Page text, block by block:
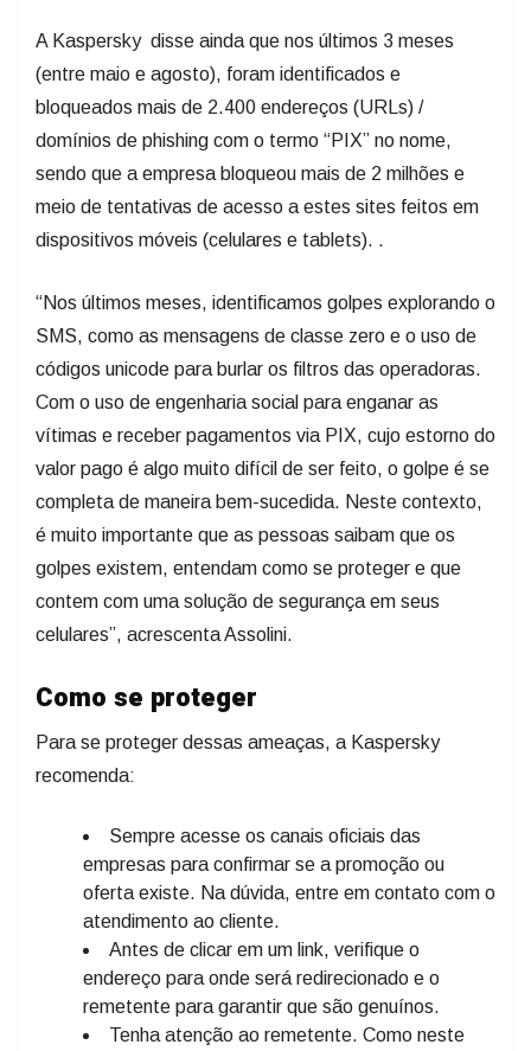
A Kaspersky disse ainda que nos últimos 3 meses
(entre maio e agosto), foram identificados e
bloqueados mais de 2.400 endereços (URLs) /
domínios de phishing com o termo “PIX” no nome,
sendo que a empresa bloqueou mais de 2 milhões e
meio de tentativas de acesso a estes sites feitos em
dispositivos móveis (celulares e tablets). .
“Nos últimos meses, identificamos golpes explorando o
SMS, como as mensagens de classe zero e o uso de
códigos unicode para burlar os filtros das operadoras.
Com o uso de engenharia social para enganar as
vítimas e receber pagamentos via PIX, cujo estorno do
valor pago é algo muito difícil de ser feito, o golpe é se
completa de maneira bem-sucedida. Neste contexto,
é muito importante que as pessoas saibam que os
golpes existem, entendam como se proteger e que
contem com uma solução de segurança em seus
celulares”, acrescenta Assolini.
Como se proteger
Para se proteger dessas ameaças, a Kaspersky
recomenda:
Sempre acesse os canais oficiais das
empresas para confirmar se a promoção ou
oferta existe. Na dúvida, entre em contato com o
atendimento ao cliente.
Antes de clicar em um link, verifique o
endereço para onde será redirecionado e o
remetente para garantir que são genuínos.
Tenha atenção ao remetente. Como neste